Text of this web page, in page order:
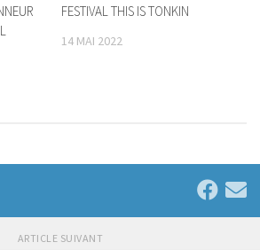
FESTIVAL THIS IS TONKIN
14 MAI 2022
ARTICLE SUIVANT